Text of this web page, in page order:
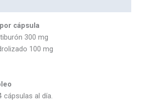
cápsula
300 mg
100 mg
cápsulas al día.